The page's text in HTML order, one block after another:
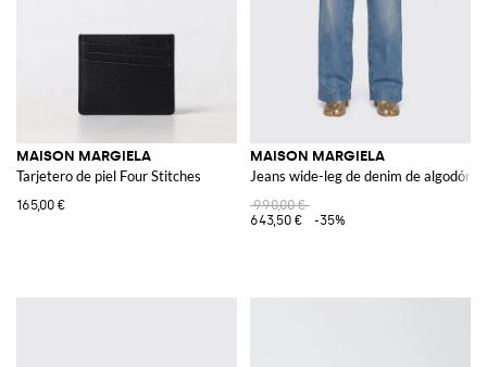
MAISON MARGIELA
Tarjetero de piel Four Stitches
165,00 €
MAISON MARGIELA
Jeans wide-leg de denim de algodón
990,00 €
643,50 €
-35%